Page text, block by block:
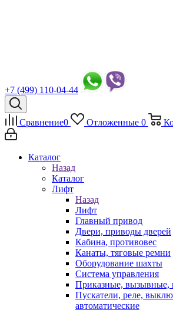
+7 (499) 110-04-44
Сравнение0 Отложенные 0
Каталог
Назад
Каталог
Лифт
Назад
Лифт
Главный привод
Двери, приводы дверей
Кабина, противовес
Канаты, тяговые ремни
Оборудование шахты
Система управления
Приказные, вызывные,
Пускатели, реле,
автоматические